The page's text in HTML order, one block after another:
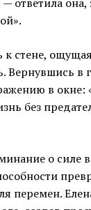
к стене,
Вернувшись в
в
без
о силе
перемен.